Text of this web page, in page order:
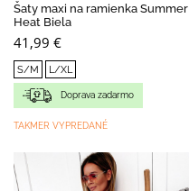
Šaty maxi na ramienka Summer
Heat Biela
41,99 €
S/M L/XL
Doprava zadarmo
TAKMER VYPREDANÉ